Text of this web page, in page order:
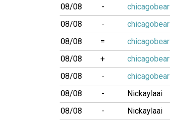
08/08
- chicagobear
08/08
- chicagobear
08/08
= chicagobear
08/08
+ chicagobear
08/08
- chicagobear
08/08
- Nickaylaai
08/08
- Nickaylaai